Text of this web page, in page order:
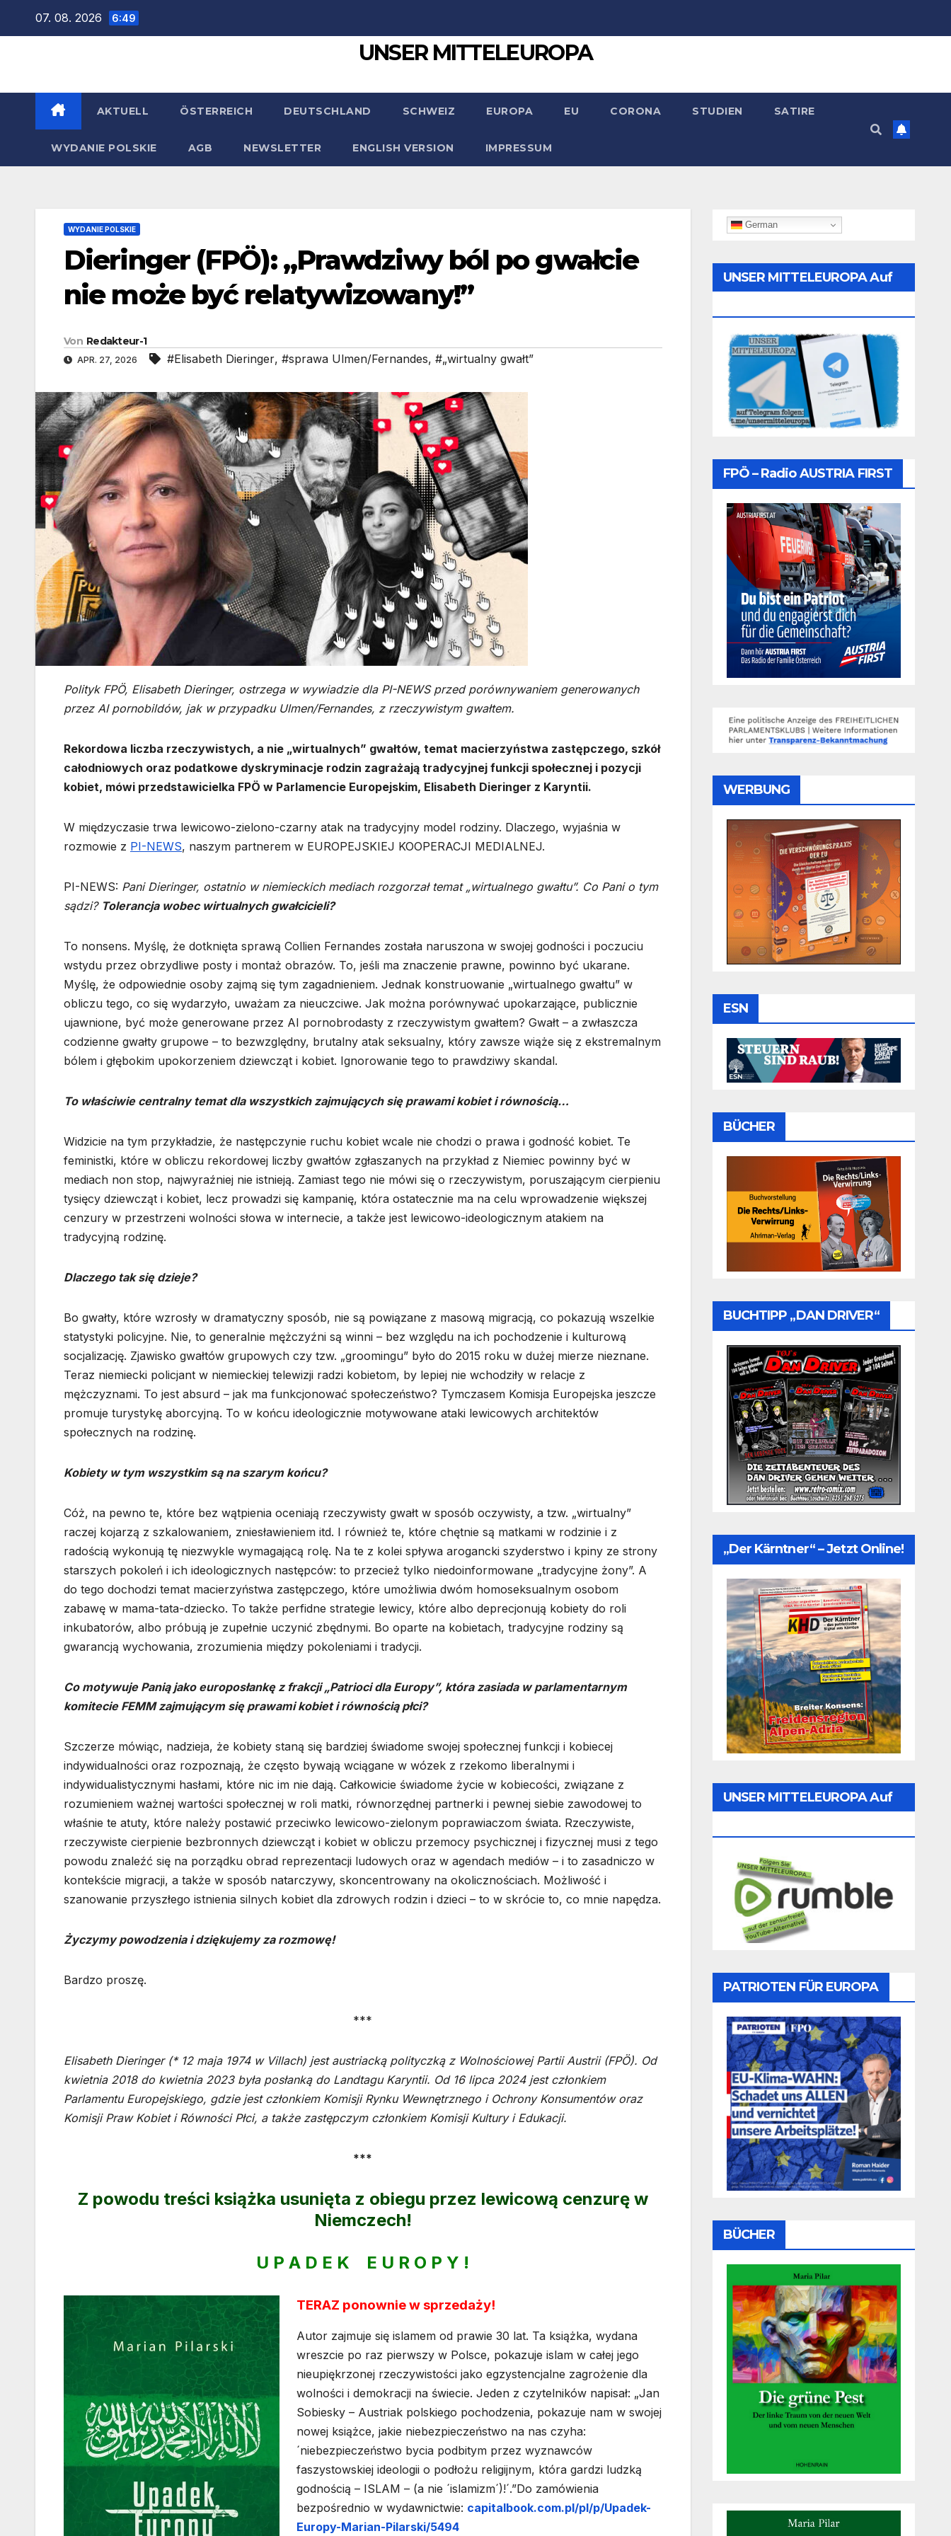
07. 08. 2026 6:49
UNSER MITTELEUROPA
AKTUELL ÖSTERREICH DEUTSCHLAND SCHWEIZ EUROPA EU CORONA STUDIEN SATIRE
WYDANIE POLSKIE AGB NEWSLETTER ENGLISH VERSION IMPRESSUM
WYDANIE POLSKIE
Dieringer (FPÖ): „Prawdziwy ból po gwałcie
nie może być relatywizowany!”
Von Redakteur-1
APR. 27, 2026 #Elisabeth Dieringer, #sprawa Ulmen/Fernandes, #„wirtualny gwałt”
Polityk FPÖ, Elisabeth Dieringer, ostrzega w wywiadzie dla PI-NEWS przed porównywaniem generowanych
przez AI pornobildów, jak w przypadku Ulmen/Fernandes, z rzeczywistym gwałtem.
Rekordowa liczba rzeczywistych, a nie „wirtualnych” gwałtów, temat macierzyństwa zastępczego, szkół
całodniowych oraz podatkowe dyskryminacje rodzin zagrażają tradycyjnej funkcji społecznej i pozycji
kobiet, mówi przedstawicielka FPÖ w Parlamencie Europejskim, Elisabeth Dieringer z Karyntii.
W międzyczasie trwa lewicowo-zielono-czarny atak na tradycyjny model rodziny. Dlaczego, wyjaśnia w
rozmowie z PI-NEWS, naszym partnerem w EUROPEJSKIEJ KOOPERACJI MEDIALNEJ.
PI-NEWS: Pani Dieringer, ostatnio w niemieckich mediach rozgorzał temat „wirtualnego gwałtu”. Co Pani o tym
sądzi? Tolerancja wobec wirtualnych gwałcicieli?
To nonsens. Myślę, że dotknięta sprawą Collien Fernandes została naruszona w swojej godności i poczuciu
wstydu przez obrzydliwe posty i montaż obrazów. To, jeśli ma znaczenie prawne, powinno być ukarane.
Myślę, że odpowiednie osoby zajmą się tym zagadnieniem. Jednak konstruowanie „wirtualnego gwałtu” w
obliczu tego, co się wydarzyło, uważam za nieuczciwe. Jak można porównywać upokarzające, publicznie
ujawnione, być może generowane przez AI pornobrodasty z rzeczywistym gwałtem? Gwałt – a zwłaszcza
codzienne gwałty grupowe – to bezwzględny, brutalny atak seksualny, który zawsze wiąże się z ekstremalnym
bólem i głębokim upokorzeniem dziewcząt i kobiet. Ignorowanie tego to prawdziwy skandal.
To właściwie centralny temat dla wszystkich zajmujących się prawami kobiet i równością…
Widzicie na tym przykładzie, że następczynie ruchu kobiet wcale nie chodzi o prawa i godność kobiet. Te
feministki, które w obliczu rekordowej liczby gwałtów zgłaszanych na przykład z Niemiec powinny być w
mediach non stop, najwyraźniej nie istnieją. Zamiast tego nie mówi się o rzeczywistym, poruszającym cierpieniu
tysięcy dziewcząt i kobiet, lecz prowadzi się kampanię, która ostatecznie ma na celu wprowadzenie większej
cenzury w przestrzeni wolności słowa w internecie, a także jest lewicowo-ideologicznym atakiem na
tradycyjną rodzinę.
Dlaczego tak się dzieje?
Bo gwałty, które wzrosły w dramatyczny sposób, nie są powiązane z masową migracją, co pokazują wszelkie
statystyki policyjne. Nie, to generalnie mężczyźni są winni – bez względu na ich pochodzenie i kulturową
socjalizację. Zjawisko gwałtów grupowych czy tzw. „groomingu” było do 2015 roku w dużej mierze nieznane.
Teraz niemiecki policjant w niemieckiej telewizji radzi kobietom, by lepiej nie wchodziły w relacje z
mężczyznami. To jest absurd – jak ma funkcjonować społeczeństwo? Tymczasem Komisja Europejska jeszcze
promuje turystykę aborcyjną. To w końcu ideologicznie motywowane ataki lewicowych architektów
społecznych na rodzinę.
Kobiety w tym wszystkim są na szarym końcu?
Cóż, na pewno te, które bez wątpienia oceniają rzeczywisty gwałt w sposób oczywisty, a tzw. „wirtualny”
raczej kojarzą z szkalowaniem, zniesławieniem itd. I również te, które chętnie są matkami w rodzinie i z
radością wykonują tę niezwykle wymagającą rolę. Na te z kolei spływa arogancki szyderstwo i kpiny ze strony
starszych pokoleń i ich ideologicznych następców: to przecież tylko niedoinformowane „tradycyjne żony”. A
do tego dochodzi temat macierzyństwa zastępczego, które umożliwia dwóm homoseksualnym osobom
zabawę w mama-tata-dziecko. To także perfidne strategie lewicy, które albo deprecjonują kobiety do roli
inkubatorów, albo próbują je zupełnie uczynić zbędnymi. Bo oparte na kobietach, tradycyjne rodziny są
gwarancją wychowania, zrozumienia między pokoleniami i tradycji.
Co motywuje Panią jako europosłankę z frakcji „Patrioci dla Europy”, która zasiada w parlamentarnym
komitecie FEMM zajmującym się prawami kobiet i równością płci?
Szczerze mówiąc, nadzieja, że kobiety staną się bardziej świadome swojej społecznej funkcji i kobiecej
indywidualności oraz rozpoznają, że często bywają wciągane w wózek z rzekomo liberalnymi i
indywidualistycznymi hasłami, które nic im nie dają. Całkowicie świadome życie w kobiecości, związane z
rozumieniem ważnej wartości społecznej w roli matki, równorzędnej partnerki i pewnej siebie zawodowej to
właśnie te atuty, które należy postawić przeciwko lewicowo-zielonym poprawiaczom świata. Rzeczywiste,
rzeczywiste cierpienie bezbronnych dziewcząt i kobiet w obliczu przemocy psychicznej i fizycznej musi z tego
powodu znaleźć się na porządku obrad reprezentacji ludowych oraz w agendach mediów – i to zasadniczo w
kontekście migracji, a także w sposób natarczywy, skoncentrowany na okolicznościach. Możliwość i
szanowanie przyszłego istnienia silnych kobiet dla zdrowych rodzin i dzieci – to w skrócie to, co mnie napędza.
Życzymy powodzenia i dziękujemy za rozmowę!
Bardzo proszę.
***
Elisabeth Dieringer (* 12 maja 1974 w Villach) jest austriacką polityczką z Wolnościowej Partii Austrii (FPÖ). Od
kwietnia 2018 do kwietnia 2023 była posłanką do Landtagu Karyntii. Od 16 lipca 2024 jest członkiem
Parlamentu Europejskiego, gdzie jest członkiem Komisji Rynku Wewnętrznego i Ochrony Konsumentów oraz
Komisji Praw Kobiet i Równości Płci, a także zastępczym członkiem Komisji Kultury i Edukacji.
***
Z powodu treści książka usunięta z obiegu przez lewicową cenzurę w
Niemczech!
U P A D E K E U R O P Y !
TERAZ ponownie w sprzedaży!
Autor zajmuje się islamem od prawie 30 lat. Ta książka, wydana
wreszcie po raz pierwszy w Polsce, pokazuje islam w całej jego
nieupiękrzonej rzeczywistości jako egzystencjalne zagrożenie dla
wolności i demokracji na świecie. Jeden z czytelników napisał: „Jan
Sobiesky – Austriak polskiego pochodzenia, pokazuje nam w swojej
nowej książce, jakie niebezpieczeństwo na nas czyha:
´niebezpieczeństwo bycia podbitym przez wyznawców
faszystowskiej ideologii o podłożu religijnym, która gardzi ludzką
godnością – ISLAM – (a nie ´islamizm´)!´.”Do zamówienia
bezpośrednio w wydawnictwie: capitalbook.com.pl/pl/p/Upadek-
Europy-Marian-Pilarski/5494
German
UNSER MITTELEUROPA Auf
FPÖ – Radio AUSTRIA FIRST
WERBUNG
ESN
BÜCHER
BUCHTIPP „DAN DRIVER“
„Der Kärntner“ – Jetzt Online!
UNSER MITTELEUROPA Auf
PATRIOTEN FÜR EUROPA
BÜCHER